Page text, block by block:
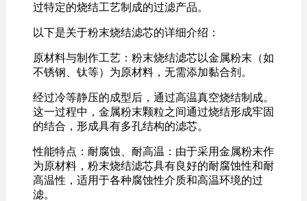
过特定的烧结工艺制成的过滤产品。
以下是关于粉末烧结滤芯的详细介绍：
原材料与制作工艺：粉末烧结滤芯以金属粉末（如
不锈钢、钛等）为原材料，无需添加黏合剂。
经过冷等静压的成型后，通过高温真空烧结制成。
这一过程中，金属粉末颗粒之间通过烧结形成牢固
的结合，形成具有多孔结构的滤芯。
性能特点：耐腐蚀、耐高温：由于采用金属粉末作
为原材料，粉末烧结滤芯具有良好的耐腐蚀性和耐
高温性，适用于各种腐蚀性介质和高温环境的过
滤。